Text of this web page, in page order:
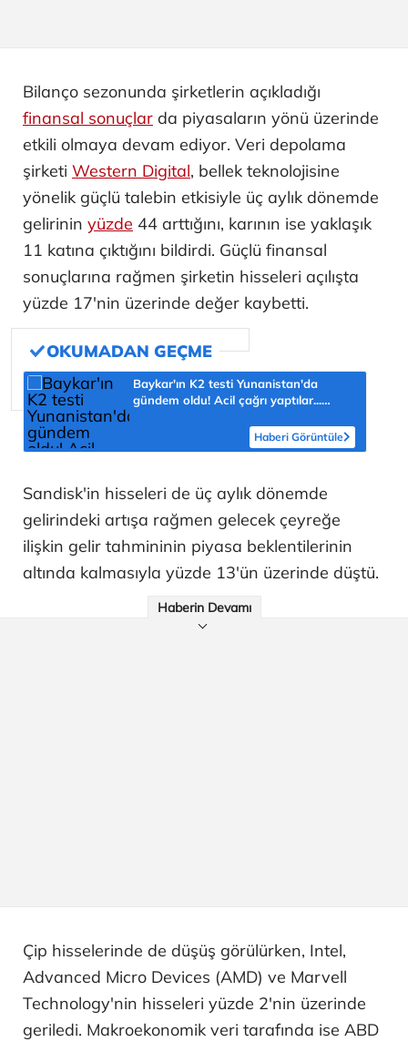
Bilanço sezonunda şirketlerin açıkladığı
finansal sonuçlar da piyasaların yönü üzerinde
etkili olmaya devam ediyor. Veri depolama
şirketi Western Digital, bellek teknolojisine
yönelik güçlü talebin etkisiyle üç aylık dönemde
gelirinin yüzde 44 arttığını, karının ise yaklaşık
11 katına çıktığını bildirdi. Güçlü finansal
sonuçlarına rağmen şirketin hisseleri açılışta
yüzde 17'nin üzerinde değer kaybetti.
Baykar'ın K2 testi Yunanistan'da
gündem oldu! Acil çağrı yaptılar...
Haberi Görüntüle
Sandisk'in hisseleri de üç aylık dönemde
gelirindeki artışa rağmen gelecek çeyreğe
ilişkin gelir tahmininin piyasa beklentilerinin
altında kalmasıyla yüzde 13'ün üzerinde düştü.
Haberin Devamı
Çip hisselerinde de düşüş görülürken, Intel,
Advanced Micro Devices (AMD) ve Marvell
Technology'nin hisseleri yüzde 2'nin üzerinde
geriledi. Makroekonomik veri tarafında ise ABD